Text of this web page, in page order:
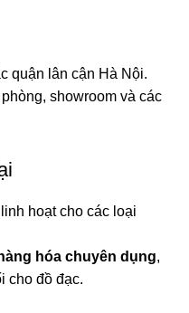
quận lân cận Hà Nội.
showroom và các
linh hoạt cho các loại
hóa chuyên dụng,
cho đồ đạc.